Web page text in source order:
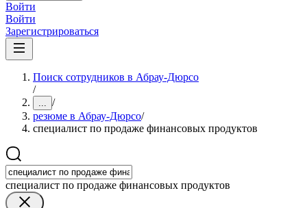
Войти
Войти
Зарегистрироваться
Поиск сотрудников в Абрау-Дюрсо
/
... /
резюме в Абрау-Дюрсо/
специалист по продаже финансовых продуктов
специалист по продаже финансовых продуктов